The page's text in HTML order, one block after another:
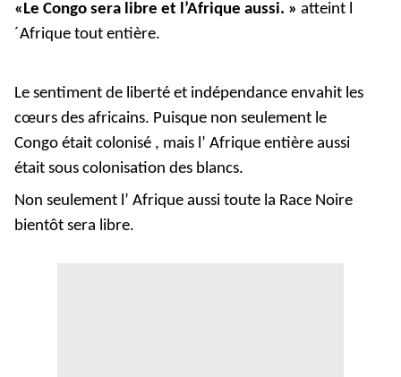
«Le Congo sera libre et l’Afrique aussi. » atteint l
´Afrique tout entière.
Le sentiment de liberté et indépendance envahit les
cœurs des africains. Puisque non seulement le
Congo était colonisé , mais l’ Afrique entière aussi
était sous colonisation des blancs.
Non seulement l’ Afrique aussi toute la Race Noire
bientôt sera libre.